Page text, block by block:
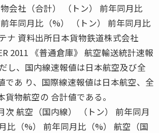
会社（合計） （トン） 前年同月比
前年同月比（%） （トン） 前年同月比
ナ 資料出所日本貨物鉄道株式会社
《普通倉庫》 航空輸送統計速報
し、国内線速報値は日本航空及び全
であ り、国際線速報値は日本航空、全
貨物航空の 合計値である。
次 航空（国内線） （トン） 前年同月
比（%） 前年同月比（%） 航空（国